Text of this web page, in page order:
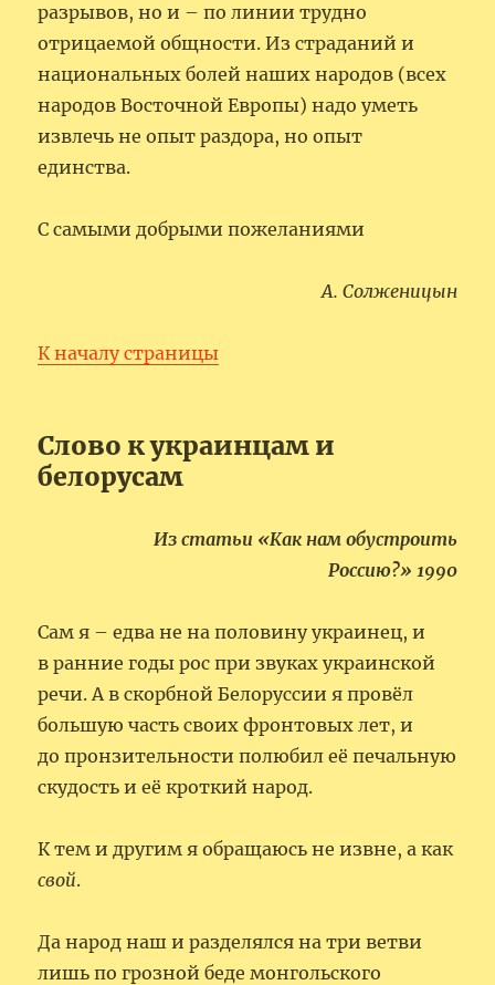
разрывов, но и – по линии трудно
отрицаемой общности. Из страданий и
национальных болей наших народов (всех
народов Восточной Европы) надо уметь
извлечь не опыт раздора, но опыт
единства.
С самыми добрыми пожеланиями
А. Солженицын
К началу страницы
Слово к украинцам и
белорусам
Из статьи «Как нам обустроить
Россию?» 1990
Сам я – едва не на половину украинец, и
в ранние годы рос при звуках украинской
речи. А в скорбной Белоруссии я провёл
большую часть своих фронтовых лет, и
до пронзительности полюбил её печальную
скудость и её кроткий народ.
К тем и другим я обращаюсь не извне, а как
свой.
Да народ наш и разделялся на три ветви
лишь по грозной беде монгольского